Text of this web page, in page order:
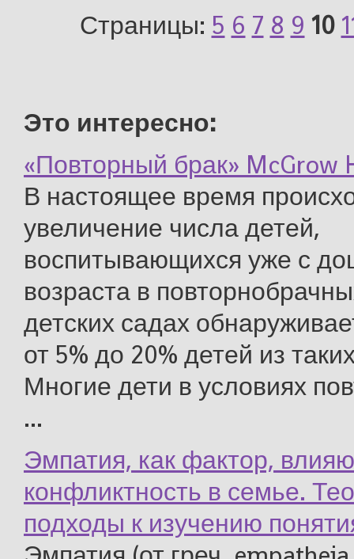
Страницы: 5 6 7 8 9 10
Это интересно:
«Повторный брак» McGrow
В настоящее время
увеличение числа детей,
воспитывающихся уже с
возраста в
детских садах
от 5% до 20% детей из
Многие дети в условиях
...
Эмпатия, как фактор,
конфликтность в семье.
подходы к изучению